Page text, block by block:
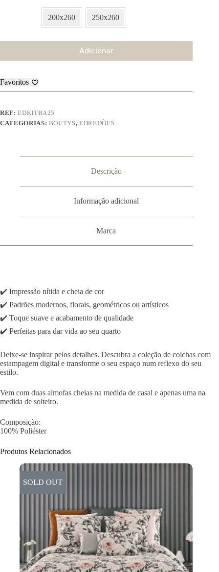
200x260 250x260
Adicionar
Favoritos
REF:EDKITBA25
CATEGORIAS: BOUTYS,EDREDÕES
Descrição
Informação adicional
Marca
✔️ Impressão nítida e cheia de cor
✔️ Padrões modernos, florais, geométricos ou artísticos
✔️ Toque suave e acabamento de qualidade
✔️ Perfeitas para dar vida ao seu quarto
Deixe-se inspirar pelos detalhes. Descubra a coleção de colchas com
estampagem digital e transforme o seu espaço num reflexo do seu
estilo.
Vem com duas almofas cheias na medida de casal e apenas uma na
medida de solteiro.
Composição:
100% Poliéster
Produtos Relacionados
SOLD OUT